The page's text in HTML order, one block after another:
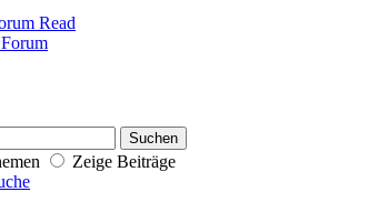
Read
Zeige Beiträge